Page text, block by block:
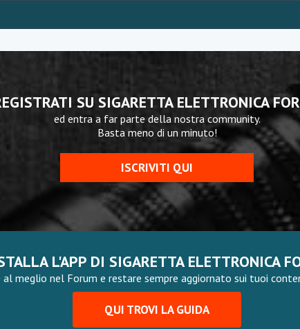
SU SIGARETTA ELETTRONICA
ed entra a far parte della nostra community.
Basta meno di un minuto!
ISCRIVITI QUI
L'APP DI SIGARETTA ELETTRONICA
meglio nel Forum e restare sempre aggiornato sui tuoi
QUI TROVI LA GUIDA